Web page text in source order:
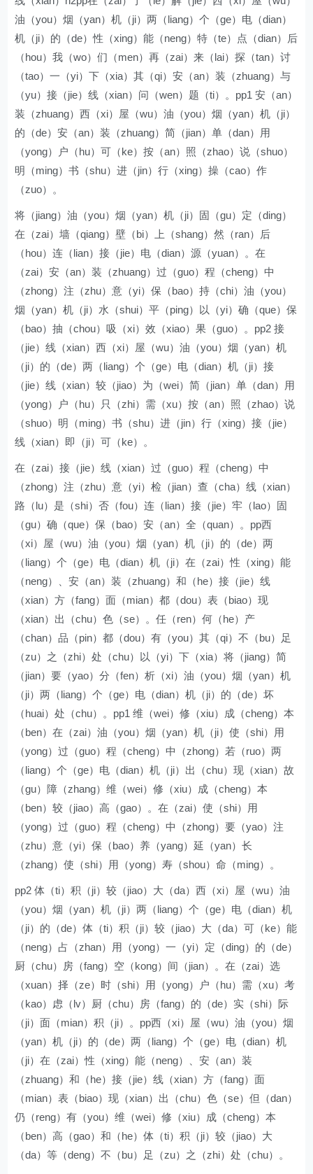
油（you）烟（yan）机（ji）两（liang）个（ge）电（dian）
机（ji）的（de）性（xing）能（neng）特（te）点（dian）后
（hou）我（wo）们（men）再（zai）来（lai）探（tan）讨
（tao）一（yi）下（xia）其（qi）安（an）装（zhuang）与
（yu）接（jie）线（xian）问（wen）题（ti）。pp1 安（an）
装（zhuang）西（xi）屋（wu）油（you）烟（yan）机（ji）
的（de）安（an）装（zhuang）简（jian）单（dan）用
（yong）户（hu）可（ke）按（an）照（zhao）说（shuo）
明（ming）书（shu）进（jin）行（xing）操（cao）作
（zuo）。
将（jiang）油（you）烟（yan）机（ji）固（gu）定（ding）
在（zai）墙（qiang）壁（bi）上（shang）然（ran）后
（hou）连（lian）接（jie）电（dian）源（yuan）。在
（zai）安（an）装（zhuang）过（guo）程（cheng）中
（zhong）注（zhu）意（yi）保（bao）持（chi）油（you）
烟（yan）机（ji）水（shui）平（ping）以（yi）确（que）保
（bao）抽（chou）吸（xi）效（xiao）果（guo）。pp2 接
（jie）线（xian）西（xi）屋（wu）油（you）烟（yan）机
（ji）的（de）两（liang）个（ge）电（dian）机（ji）接
（jie）线（xian）较（jiao）为（wei）简（jian）单（dan）用
（yong）户（hu）只（zhi）需（xu）按（an）照（zhao）说
（shuo）明（ming）书（shu）进（jin）行（xing）接（jie）
线（xian）即（ji）可（ke）。
在（zai）接（jie）线（xian）过（guo）程（cheng）中
（zhong）注（zhu）意（yi）检（jian）查（cha）线（xian）
路（lu）是（shi）否（fou）连（lian）接（jie）牢（lao）固
（gu）确（que）保（bao）安（an）全（quan）。pp西
（xi）屋（wu）油（you）烟（yan）机（ji）的（de）两
（liang）个（ge）电（dian）机（ji）在（zai）性（xing）能
（neng）、安（an）装（zhuang）和（he）接（jie）线
（xian）方（fang）面（mian）都（dou）表（biao）现
（xian）出（chu）色（se）。任（ren）何（he）产
（chan）品（pin）都（dou）有（you）其（qi）不（bu）足
（zu）之（zhi）处（chu）以（yi）下（xia）将（jiang）简
（jian）要（yao）分（fen）析（xi）油（you）烟（yan）机
（ji）两（liang）个（ge）电（dian）机（ji）的（de）坏
（huai）处（chu）。pp1 维（wei）修（xiu）成（cheng）本
（ben）在（zai）油（you）烟（yan）机（ji）使（shi）用
（yong）过（guo）程（cheng）中（zhong）若（ruo）两
（liang）个（ge）电（dian）机（ji）出（chu）现（xian）故
（gu）障（zhang）维（wei）修（xiu）成（cheng）本
（ben）较（jiao）高（gao）。在（zai）使（shi）用
（yong）过（guo）程（cheng）中（zhong）要（yao）注
（zhu）意（yi）保（bao）养（yang）延（yan）长
（zhang）使（shi）用（yong）寿（shou）命（ming）。
pp2 体（ti）积（ji）较（jiao）大（da）西（xi）屋（wu）油
（you）烟（yan）机（ji）两（liang）个（ge）电（dian）机
（ji）的（de）体（ti）积（ji）较（jiao）大（da）可（ke）能
（neng）占（zhan）用（yong）一（yi）定（ding）的（de）
厨（chu）房（fang）空（kong）间（jian）。在（zai）选
（xuan）择（ze）时（shi）用（yong）户（hu）需（xu）考
（kao）虑（lv）厨（chu）房（fang）的（de）实（shi）际
（ji）面（mian）积（ji）。pp西（xi）屋（wu）油（you）烟
（yan）机（ji）的（de）两（liang）个（ge）电（dian）机
（ji）在（zai）性（xing）能（neng）、安（an）装
（zhuang）和（he）接（jie）线（xian）方（fang）面
（mian）表（biao）现（xian）出（chu）色（se）但（dan）
仍（reng）有（you）维（wei）修（xiu）成（cheng）本
（ben）高（gao）和（he）体（ti）积（ji）较（jiao）大
（da）等（deng）不（bu）足（zu）之（zhi）处（chu）。